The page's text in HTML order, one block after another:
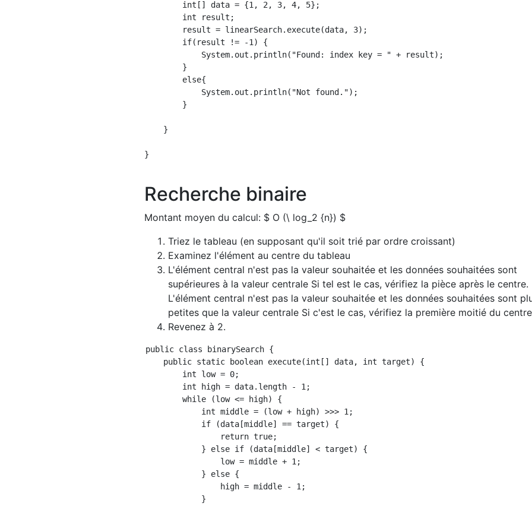
        int[] data = {1, 2, 3, 4, 5};
        int result;
        result = linearSearch.execute(data, 3);
        if(result != -1) {
            System.out.println("Found: index key = " + result);
        }
        else{
            System.out.println("Not found.");
        }
    }
}
Recherche binaire
Montant moyen du calcul: $ O (\ log_2 {n}) $
Triez le tableau (en supposant qu'il soit trié par ordre croissant)
Examinez l'élément au centre du tableau
L'élément central n'est pas la valeur souhaitée et les données souhaitées sont
supérieures à la valeur centrale Si tel est le cas, vérifiez la pièce après le centre.
L'élément central n'est pas la valeur souhaitée et les données souhaitées sont
petites que la valeur centrale Si c'est le cas, vérifiez la première moitié du centre
Revenez à 2.
public class binarySearch {
    public static boolean execute(int[] data, int target) {
        int low = 0;
        int high = data.length - 1;
        while (low <= high) {
            int middle = (low + high) >>> 1;
            if (data[middle] == target) {
                return true;
            } else if (data[middle] < target) {
                low = middle + 1;
            } else {
                high = middle - 1;
            }